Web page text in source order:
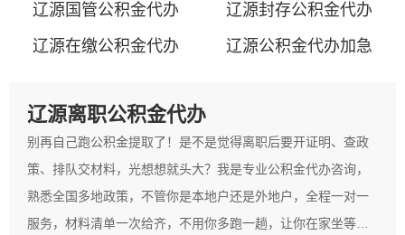
辽源国管公积金代办
辽源封存公积金代办
辽源在缴公积金代办
辽源公积金代办加急
辽源离职公积金代办
别再自己跑公积金提取了！是不是觉得离职后要开证明、查政
策、排队交材料，光想想就头大？我是专业公积金代办咨询，
熟悉全国多地政策，不管你是本地户还是外地户，全程一对一
服务，材料清单一次给齐，不用你多跑一趟，让你在家坐等钱